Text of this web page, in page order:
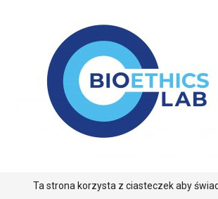
Ta strona korzysta z ciasteczek aby